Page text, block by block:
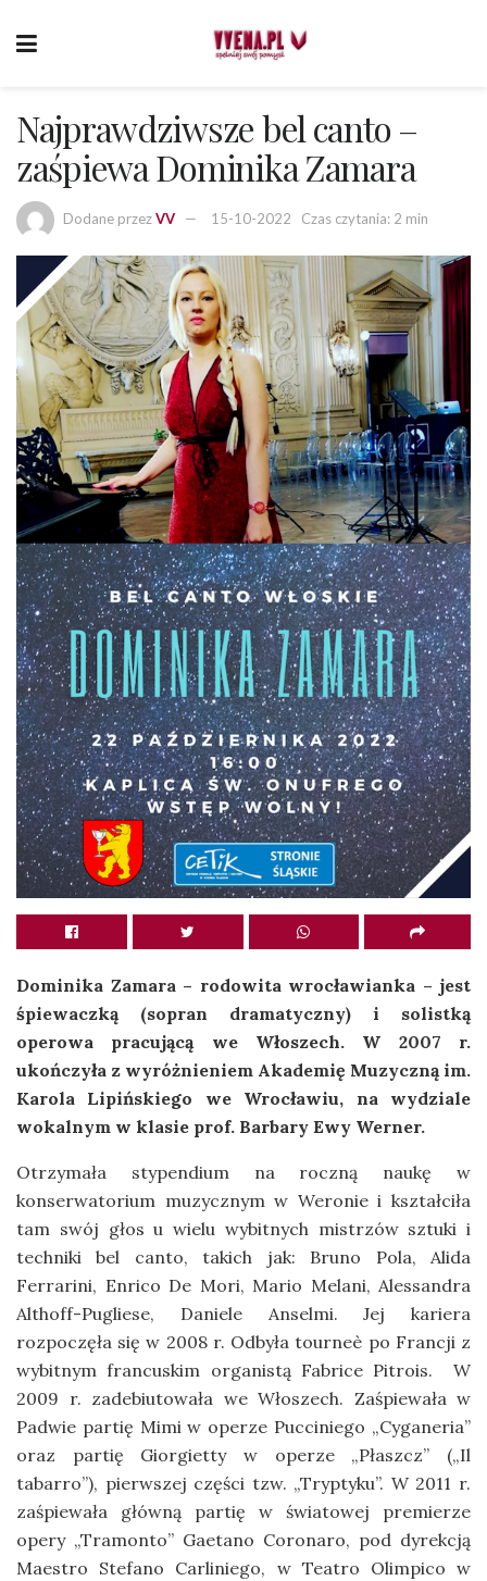
Najprawdziwsze bel canto –
zaśpiewa Dominika Zamara
Dodane przezVV 15-10-2022 Czas czytania: 2 min
Dominika Zamara – rodowita wrocławianka – jest
śpiewaczką (sopran dramatyczny) i solistką
operowa pracującą we Włoszech. W 2007 r.
ukończyła z wyróżnieniem Akademię Muzyczną im.
Karola Lipińskiego we Wrocławiu, na wydziale
wokalnym w klasie prof. Barbary Ewy Werner.
Otrzymała stypendium na roczną naukę w
konserwatorium muzycznym w Weronie i kształciła
tam swój głos u wielu wybitnych mistrzów sztuki i
techniki bel canto, takich jak: Bruno Pola, Alida
Ferrarini, Enrico De Mori, Mario Melani, Alessandra
Althoff-Pugliese, Daniele Anselmi. Jej kariera
rozpoczęła się w 2008 r. Odbyła tourneè po Francji z
wybitnym francuskim organistą Fabrice Pitrois. W
2009 r. zadebiutowała we Włoszech. Zaśpiewała w
Padwie partię Mimi w operze Pucciniego „Cyganeria”
oraz partię Giorgietty w operze „Płaszcz” („Il
tabarro”), pierwszej części tzw. „Tryptyku”. W 2011 r.
zaśpiewała główną partię w światowej premierze
opery „Tramonto” Gaetano Coronaro, pod dyrekcją
Maestro Stefano Carliniego, w Teatro Olimpico w